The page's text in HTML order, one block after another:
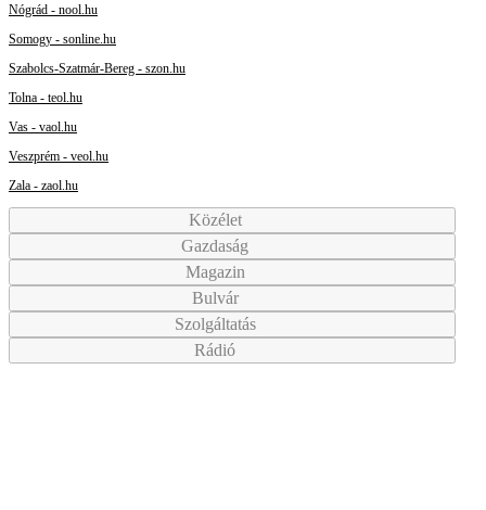
Nógrád - nool.hu
Somogy - sonline.hu
Szabolcs-Szatmár-Bereg - szon.hu
Tolna - teol.hu
Vas - vaol.hu
Veszprém - veol.hu
Zala - zaol.hu
Közélet
Gazdaság
Magazin
Bulvár
Szolgáltatás
Rádió